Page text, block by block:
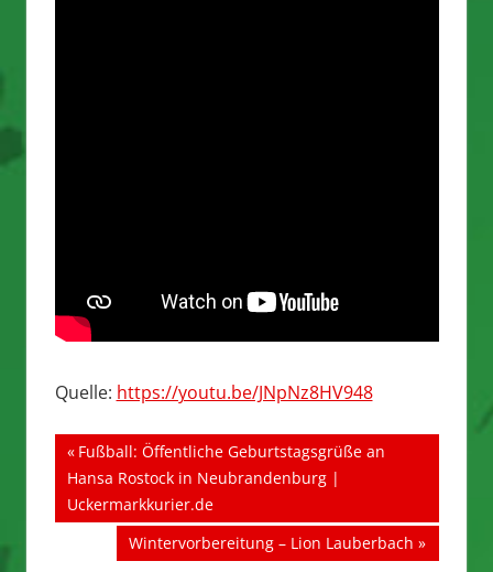
Quelle: https://youtu.be/JNpNz8HV948
Beitragsnavigation
Vorheriger
Beitrag:
Fußball: Öffentliche Geburtstagsgrüße an
Hansa Rostock in Neubrandenburg |
Uckermarkkurier.de
Nächster
Wintervorbereitung – Lion Lauberbach